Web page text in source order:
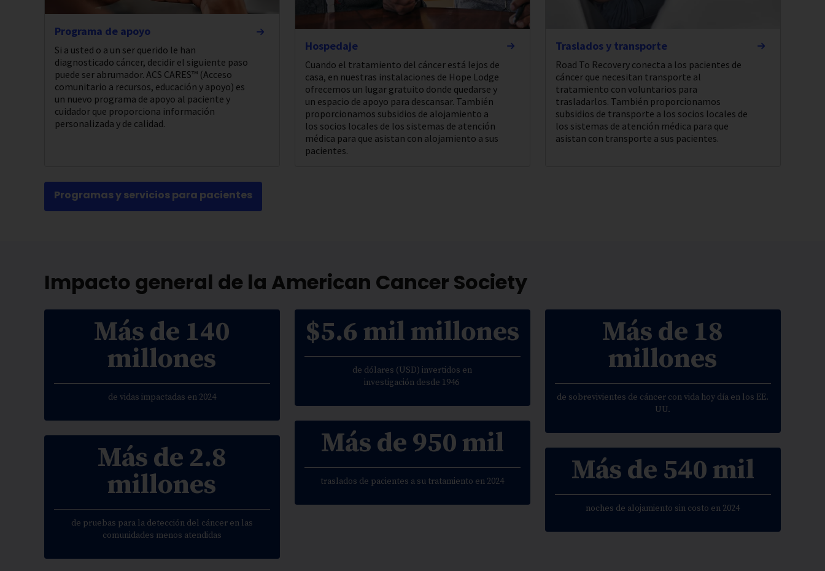
Programa de apoyo
Si a usted o a un ser querido le han
diagnosticado cáncer, decidir el siguiente paso
puede ser abrumador. ACS CARES™ (Acceso
comunitario a recursos, educación y apoyo) es
un nuevo programa de apoyo al paciente y
cuidador que proporciona información
personalizada y de calidad.
Hospedaje
Cuando el tratamiento del cáncer está lejos de
casa, en nuestras instalaciones de Hope Lodge
ofrecemos un lugar gratuito donde quedarse y
un espacio de apoyo para descansar. También
proporcionamos subsidios de alojamiento a
los socios locales de los sistemas de atención
médica para que asistan con alojamiento a sus
pacientes.
Traslados y transporte
Road To Recovery conecta a los pacientes de
cáncer que necesitan transporte al
tratamiento con voluntarios para
trasladarlos. También proporcionamos
subsidios de transporte a los socios locales de
los sistemas de atención médica para que
asistan con transporte a sus pacientes.
Programas y servicios para pacientes
Impacto general de la American Cancer Society
Más de 140
millones
de vidas impactadas en 2024
Más de 2.8
millones
de pruebas para la detección del cáncer en las
comunidades menos atendidas
$5.6 mil millones
de dólares (USD) invertidos en
investigación desde 1946
Más de 950 mil
traslados de pacientes a su tratamiento en 2024
Más de 18
millones
de sobrevivientes de cáncer con vida hoy día en los EE.
UU.
Más de 540 mil
noches de alojamiento sin costo en 2024